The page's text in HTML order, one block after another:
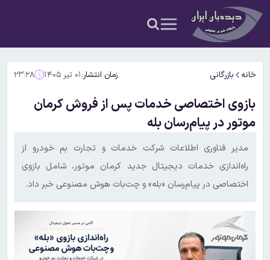
خانه بازرگانی زمان انتشار:۰۱ تیر ۱۴۰۵ ۲۳:۲۸
بازوی اختصاصی خدمات پس از فروش کرمان
موتور در پیام‌رسان بله
مدیر فناوری اطلاعات شرکت خدمات و تجارت بم خودرو از
راه‌اندازی خدمات دیجیتال جدید کرمان موتور، شامل بازوی
اختصاصی در پیام‌رسان «بله» و چت‌بات هوش مصنوعی خبر داد.